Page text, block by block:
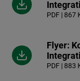
PDF | 867
Flyer:
PDF | 883